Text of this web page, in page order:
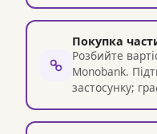
Покупка
Розбийте
Monobank.
застосунку;